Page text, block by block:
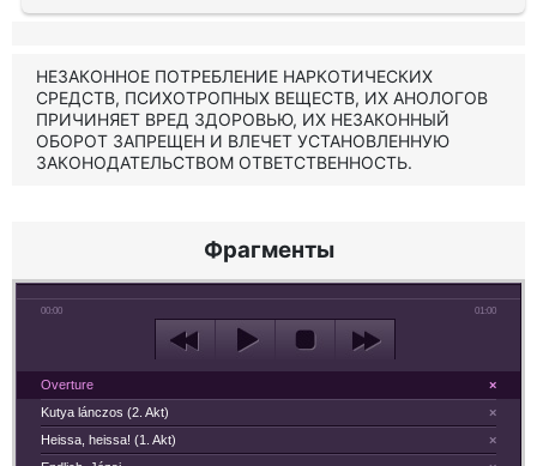
НЕЗАКОННОЕ ПОТРЕБЛЕНИЕ НАРКОТИЧЕСКИХ
СРЕДСТВ, ПСИХОТРОПНЫХ ВЕЩЕСТВ, ИХ АНОЛОГОВ
ПРИЧИНЯЕТ ВРЕД ЗДОРОВЬЮ, ИХ НЕЗАКОННЫЙ
ОБОРОТ ЗАПРЕЩЕН И ВЛЕЧЕТ УСТАНОВЛЕННУЮ
ЗАКОНОДАТЕЛЬСТВОМ ОТВЕТСТВЕННОСТЬ.
Фрагменты
00:00 01:00
×
Overture
×
Kutya lánczos (2. Akt)
×
Heissa, heissa! (1. Akt)